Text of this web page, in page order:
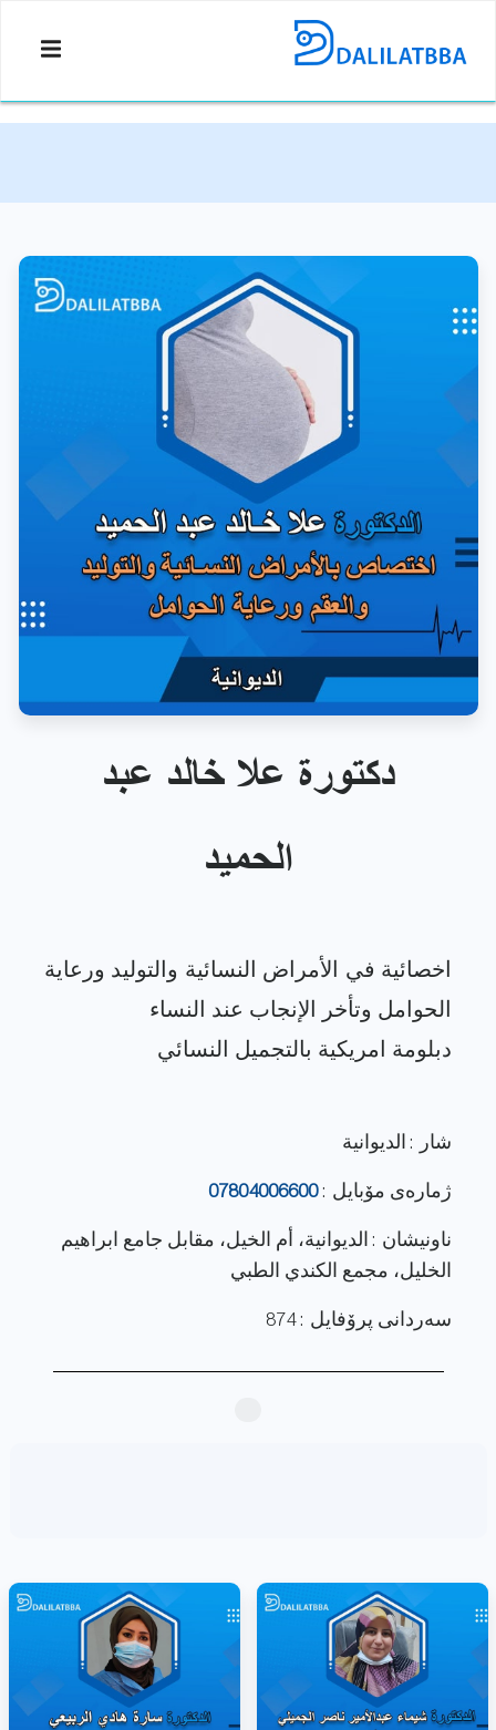
دكتورة علا خالد عبد
الحميد
اخصائية في الأمراض النسائية والتوليد ورعاية
شار : الديوانية
ژماره‌ی مۆبایل :07804006600
ناونيشان : الديوانية، أم الخيل، مقابل جامع ابراهيم
الخليل، مجمع الكندي الطبي
سەردانی پرۆفایل : 874